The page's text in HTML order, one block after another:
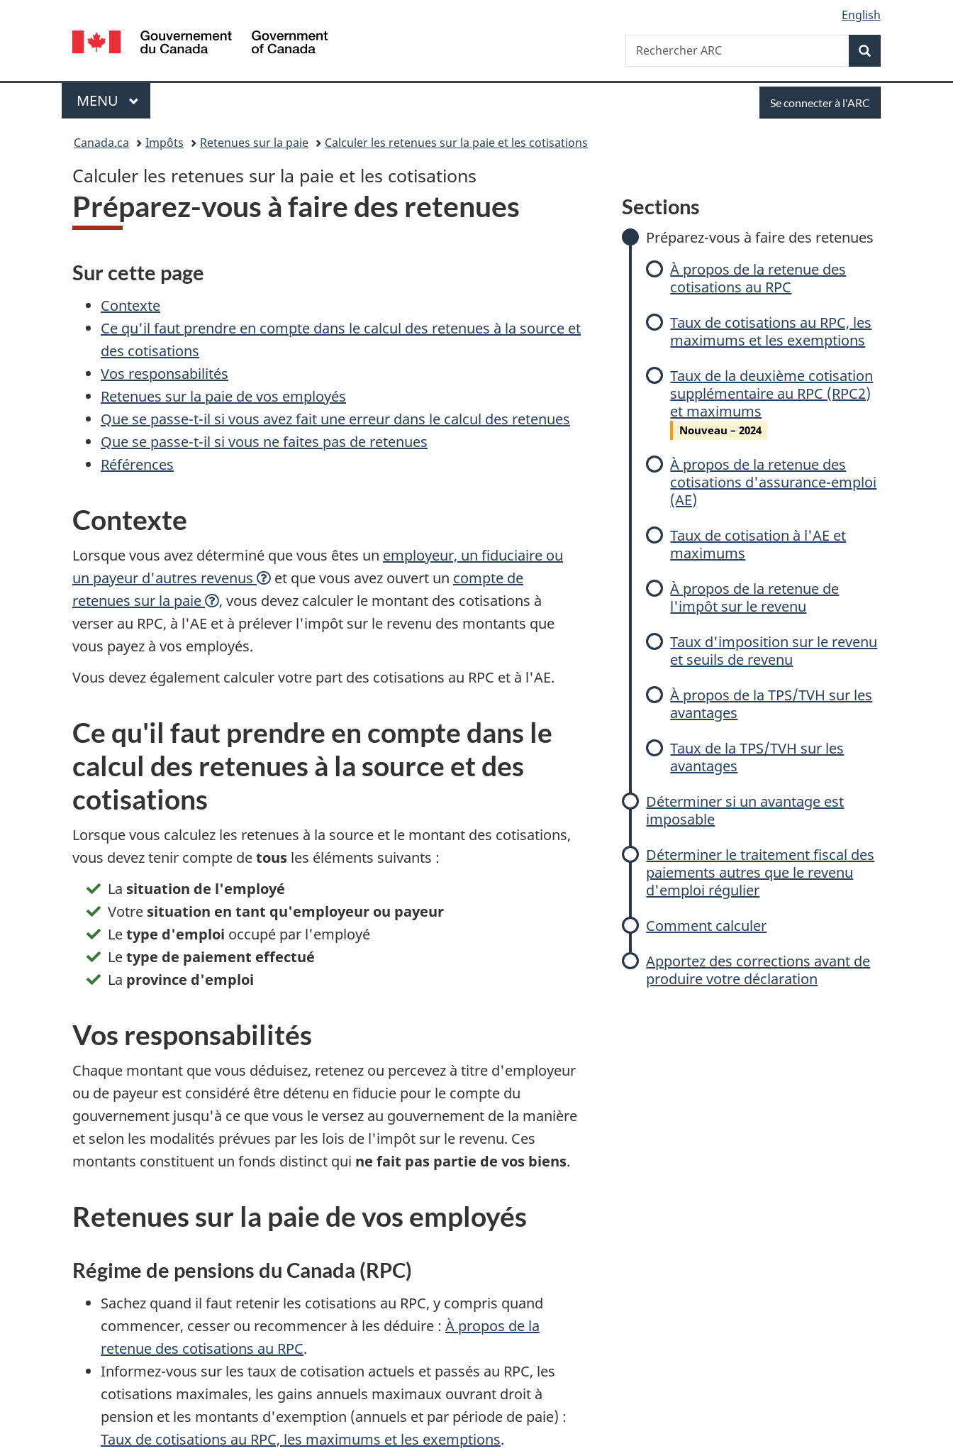
les
paie
sujet
HTML
Sélection
de
la
langue
English
Canada
Recherche
Rechercher
ARC
Menu
MENU PRINCIPAL Se connecter à l'ARC
Canada.ca Impôts Retenues sur la paie Calculer les retenues sur la paie et les cotisations
C
a
s
s
r
l
a
Sections
Préparez-vous à faire des retenues
À propos de la retenue des
cotisations au RPC
Taux de cotisations au RPC, les
maximums et les exemptions
Taux de la deuxième cotisation
supplémentaire au RPC (RPC2)
et maximums
Nouveau – 2024
À propos de la retenue des
cotisations d'assurance-emploi
(AE)
Taux de cotisation à l'AE et
maximums
À propos de la retenue de
l'impôt sur le revenu
Taux d'imposition sur le revenu
et seuils de revenu
À propos de la TPS/TVH sur les
avantages
Taux de la TPS/TVH sur les
avantages
Déterminer si un avantage est
imposable
Déterminer le traitement fiscal des
paiements autres que le revenu
d'emploi régulier
Comment calculer
Apportez des corrections avant de
produire votre déclaration
Calculer les retenues sur la paie et les cotisations
Préparez-vous à faire des retenues
Sur cette page
Contexte
Ce qu'il faut prendre en compte dans le calcul des retenues à la source et
des cotisations
Vos responsabilités
Retenues sur la paie de vos employés
Que se passe-t-il si vous avez fait une erreur dans le calcul des retenues
Que se passe-t-il si vous ne faites pas de retenues
Références
Contexte
Lorsque vous avez déterminé que vous êtes un employeur, un fiduciaire ou
un payeur d'autres revenus
et que vous avez ouvert un compte de
retenues sur la paie
, vous devez calculer le montant des cotisations à
verser au RPC, à l'AE et à prélever l'impôt sur le revenu des montants que
vous payez à vos employés.
Vous devez également calculer votre part des cotisations au RPC et à l'AE.
Ce qu'il faut prendre en compte dans le
calcul des retenues à la source et des
cotisations
Lorsque vous calculez les retenues à la source et le montant des cotisations,
vous devez tenir compte detous les éléments suivants :
La situation de l'employé
Votre situation en tant qu'employeur ou payeur
Letype d'emploi occupé par l'employé
Letype de paiement effectué
La province d'emploi
Vos responsabilités
Chaque montant que vous déduisez, retenez ou percevez à titre d'employeur
ou de payeur est considéré être détenu en fiducie pour le compte du
gouvernement jusqu'à ce que vous le versez au gouvernement de la manière
et selon les modalités prévues par les lois de l'impôt sur le revenu. Ces
montants constituent un fonds distinct qui ne fait pas partie de vos biens.
Retenues sur la paie de vos employés
Régime de pensions du Canada (RPC)
Sachez quand il faut retenir les cotisations au RPC, y compris quand
commencer, cesser ou recommencer à les déduire : À propos de la
retenue des cotisations au RPC.
Informez-vous sur les taux de cotisation actuels et passés au RPC, les
cotisations maximales, les gains annuels maximaux ouvrant droit à
pension et les montants d'exemption (annuels et par période de paie) :
Taux de cotisations au RPC, les maximums et les exemptions.